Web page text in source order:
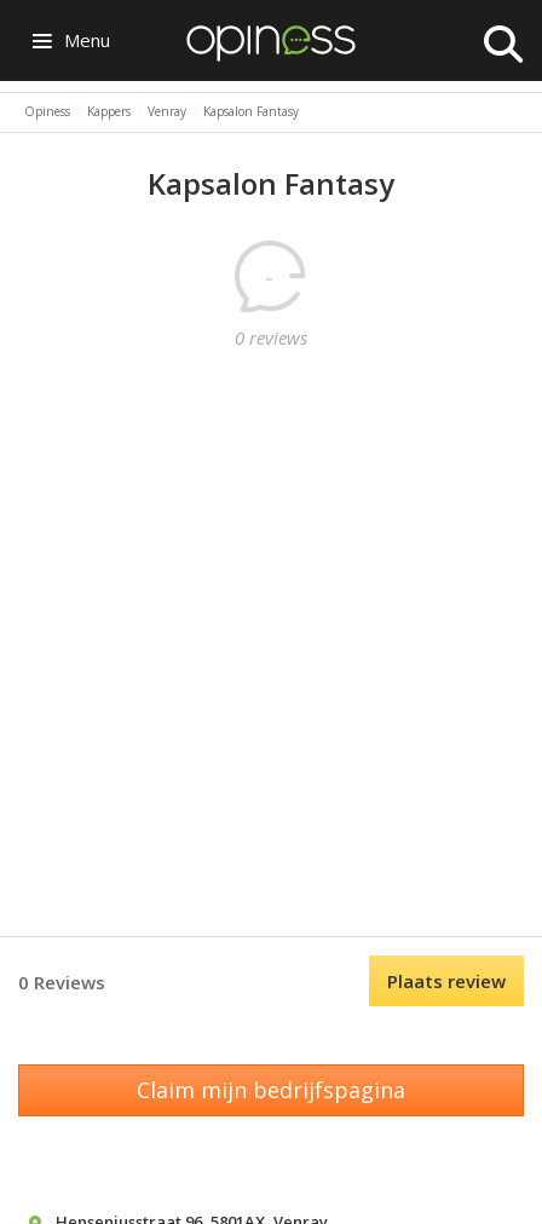
Menu
Opiness Kappers Venray Kapsalon Fantasy
Kapsalon Fantasy
-
0 reviews
0 Reviews Plaats review
Claim mijn bedrijfspagina